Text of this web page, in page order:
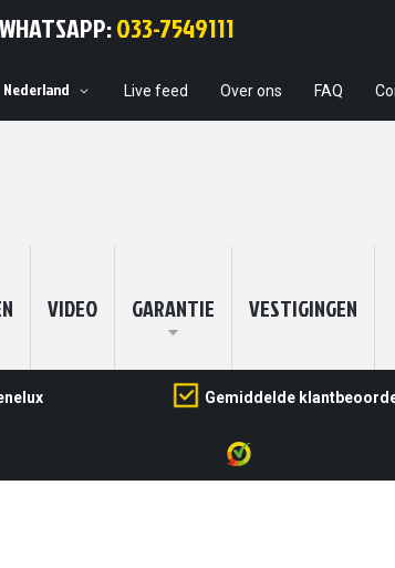
WHATSAPP:033-7549111
Selecteer
Nederland Live feed Over ons FAQ
VIDEO GARANTIE VESTIGINGEN
Gemiddelde